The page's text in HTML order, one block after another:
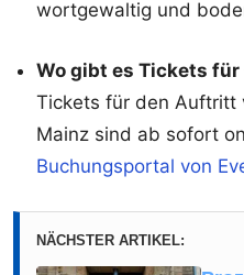
wortgewaltig und
Wo gibt es Tickets
Tickets für den Auftritt
Mainz sind ab sofort
Buchungsportal von
NÄCHSTER ARTIKEL: